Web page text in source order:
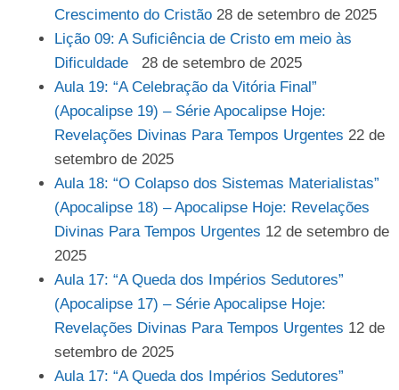
Crescimento do Cristão 28 de setembro de 2025
Lição 09: A Suficiência de Cristo em meio às
Dificuldade
28 de setembro de 2025
Aula 19: “A Celebração da Vitória Final”
(Apocalipse 19) – Série Apocalipse Hoje:
Revelações Divinas Para Tempos Urgentes 22 de
setembro de 2025
Aula 18: “O Colapso dos Sistemas Materialistas”
(Apocalipse 18) – Apocalipse Hoje: Revelações
Divinas Para Tempos Urgentes 12 de setembro de
2025
Aula 17: “A Queda dos Impérios Sedutores”
(Apocalipse 17) – Série Apocalipse Hoje:
Revelações Divinas Para Tempos Urgentes 12 de
setembro de 2025
Aula 17: “A Queda dos Impérios Sedutores”